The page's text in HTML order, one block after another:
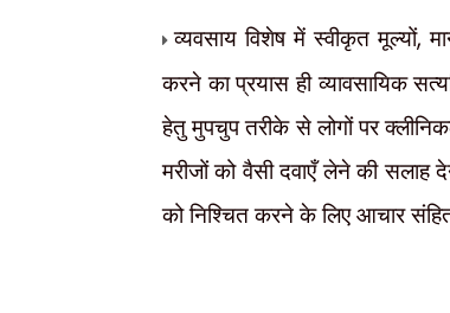
व्यवसाय विशेष में स्वीकृत मूल्यों,
करने का प्रयास ही व्यावसायिक
हेतु मुपचुप तरीके से लोगों पर
मरीजों को वैसी दवाएँ लेने की सलाह
को निश्चित करने के लिए आचार